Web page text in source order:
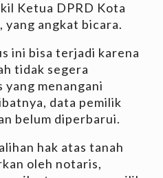
Ketua DPRD Kota
yang angkat bicara.
ini bisa terjadi karena
tidak segera
menangani
data pemilik
belum diperbarui.
hak atas tanah
oleh notaris,